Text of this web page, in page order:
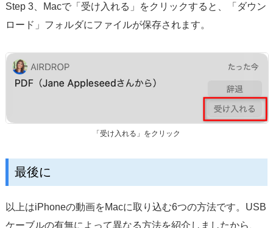
Step 3、Macで「受け入れる」をクリックすると、「ダウン
ロード」フォルダにファイルが保存されます。
「受け入れる」をクリック
最後に
以上はiPhoneの動画をMacに取り込む6つの方法です。USB
ケーブルの有無によって異なる方法を紹介しましたから、